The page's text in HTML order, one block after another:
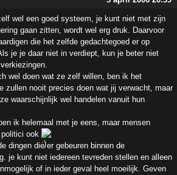
wel een goed systeem, je kunt niet met zijn
gaan zitten, wordt wel erg druk. Daarvoor
die het zelfde gedachtegoed er op
je je daar niet in verdiept, kun je beter niet
wel doen wat ze zelf willen, ben ik het
zullen nooit precies doen wat jij verwacht, maar
waarschijnlijk wel handelen vanuit hun
ik helemaal met je eens, maar mensen
ook
dingen die er gebeuren binnen de
je kunt niet iedereen tevreden stellen en alleen
of in ieder geval heel moeilijk. Geven